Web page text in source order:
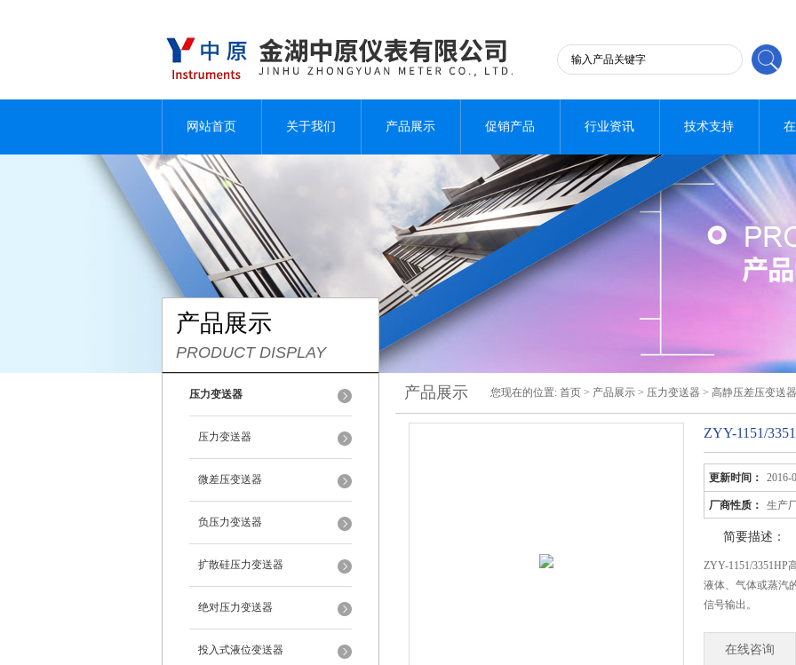
网站首页 关于我们 产品展示 促销产品 行业资讯 技术支持
产品展示
PRODUCT DISPLAY
压力变送器
压力变送器
微差压变送器
负压力变送器
扩散硅压力变送器
绝对压力变送器
投入式液位变送器
产品展示 您现在的位置: 首页 > 产品展示 > 压力变送器 > 高静压差压变送器
ZYY-1151/
更新时间： 2016-
厂商性质： 生产
简要描述：
ZYY-1151/3351HP
液体、气体或蒸汽
信号输出。
在线咨询